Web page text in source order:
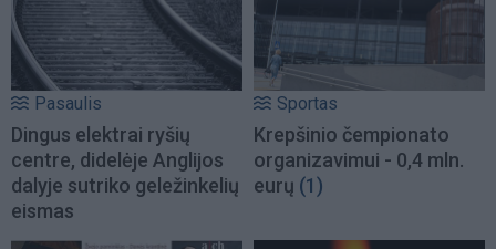
Pasaulis
Dingus elektrai ryšių
centre, didelėje Anglijos
dalyje sutriko geležinkelių
eismas
Sportas
Krepšinio čempionato
organizavimui - 0,4 mln.
eurų (1)